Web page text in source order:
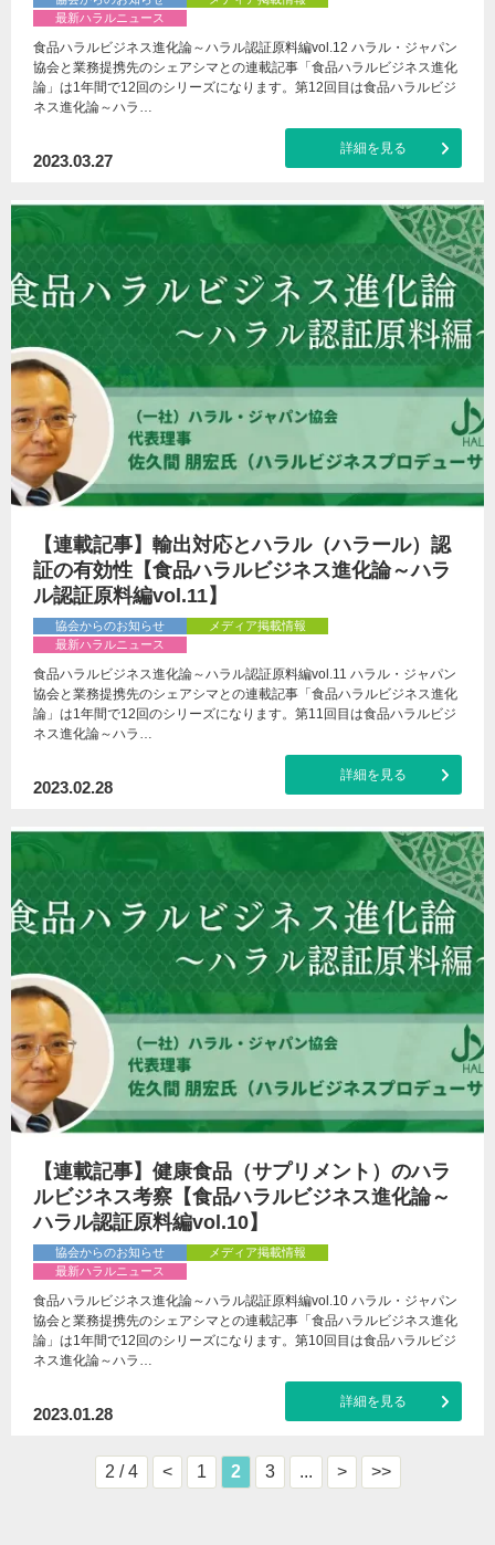
最新ハラルニュース
食品ハラルビジネス進化論～ハラル認証原料編vol.12 ハラル・ジャパン
協会と業務提携先のシェアシマとの連載記事「食品ハラルビジネス進化
論」は1年間で12回のシリーズになります。第12回目は食品ハラルビジ
ネス進化論～ハラ…
2023.03.27
詳細を見る
【連載記事】輸出対応とハラル（ハラール）認
証の有効性【食品ハラルビジネス進化論～ハラ
ル認証原料編vol.11】
協会からのお知らせ
メディア掲載情報
最新ハラルニュース
食品ハラルビジネス進化論～ハラル認証原料編vol.11 ハラル・ジャパン
協会と業務提携先のシェアシマとの連載記事「食品ハラルビジネス進化
論」は1年間で12回のシリーズになります。第11回目は食品ハラルビジ
ネス進化論～ハラ…
2023.02.28
詳細を見る
【連載記事】健康食品（サプリメント）のハラ
ルビジネス考察【食品ハラルビジネス進化論～
ハラル認証原料編vol.10】
協会からのお知らせ
メディア掲載情報
最新ハラルニュース
食品ハラルビジネス進化論～ハラル認証原料編vol.10 ハラル・ジャパン
協会と業務提携先のシェアシマとの連載記事「食品ハラルビジネス進化
論」は1年間で12回のシリーズになります。第10回目は食品ハラルビジ
ネス進化論～ハラ…
2023.01.28
詳細を見る
2 / 4 < 1 2 3 ... > >>